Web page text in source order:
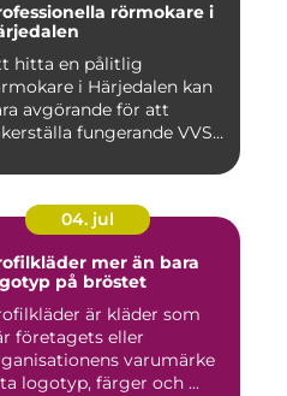
rörmokare i
hitta en pålitlig
i Härjedalen kan
avgörande för att
fungerande VVS-
04. jul
mer än bara
på bröstet
är kläder som
företagets eller
varumärke
logotyp, färger och ...